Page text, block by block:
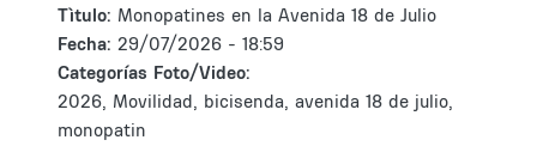
Tìtulo: Monopatines en la Avenida 18 de Julio
Fecha: 29/07/2026 - 18:59
Categorías Foto/Video:
2026, Movilidad, bicisenda, avenida 18 de julio,
monopatin